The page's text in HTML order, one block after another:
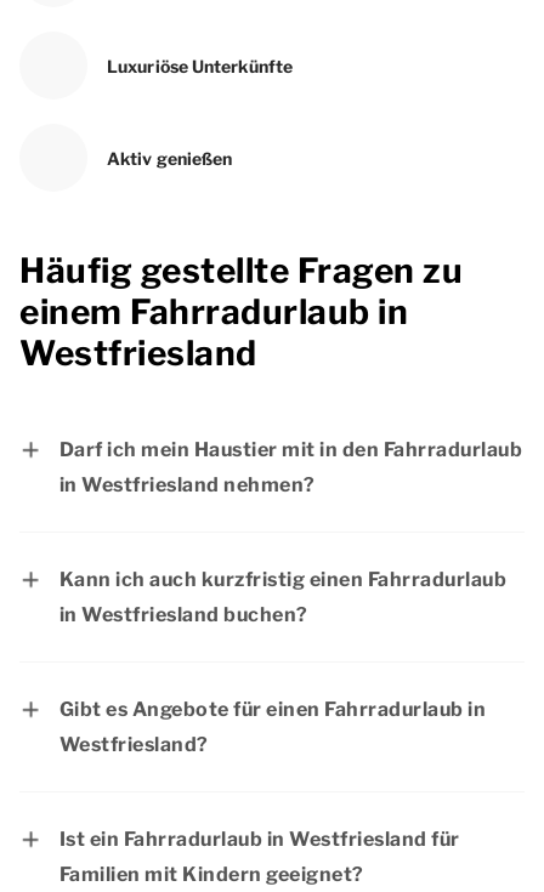
Luxuriöse Unterkünfte
Aktiv genießen
Häufig gestellte Fragen zu
einem Fahrradurlaub in
Westfriesland
Darf ich mein Haustier mit in den Fahrradurlaub
in Westfriesland nehmen?
Kann ich auch kurzfristig einen Fahrradurlaub
in Westfriesland buchen?
nicht länger und buchen Sie noch heute Ihren
Aufenthalt.
Gibt es Angebote für einen Fahrradurlaub in
Westfriesland?
Ist ein Fahrradurlaub in Westfriesland für
Familien mit Kindern geeignet?